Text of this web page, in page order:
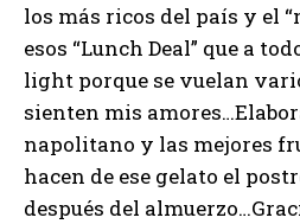
los más ricos del país y el
esos “Lunch Deal” que a
light porque se vuelan
sienten mis
napolitano y las mejores
hacen de ese gelato el
después del